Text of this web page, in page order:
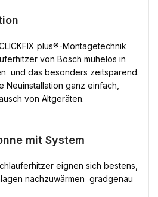
plus®-Montagetechnik
von Bosch mühelos in
 und das besonders zeitsparend.
Neuinstallation ganz einfach,
von Altgeräten.
mit System
eignen sich bestens,
nachzuwärmen  gradgenau